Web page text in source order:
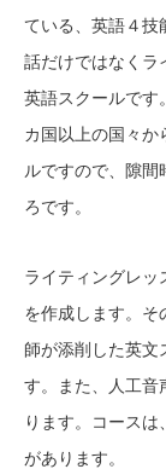
ている、英語４技
話だけではなくラ
英語スクールです
カ国以上の国々か
ルですので、隙間
ろです。
ライティングレッ
を作成します。そ
師が添削した英文
す。また、人工音
ります。コースは
があります。